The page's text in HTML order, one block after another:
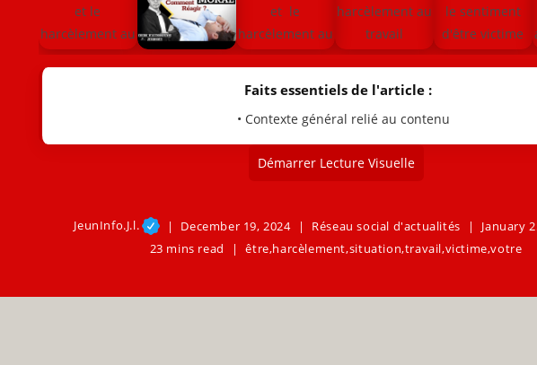
Faits essentiels de l'article :
• Contexte général relié au contenu
Démarrer Lecture Visuelle
JeunInfo.J.l. December 19, 2024 Réseau social d'actualités
January
23 mins read
être,harcèlement,situation,travail,victime,votre